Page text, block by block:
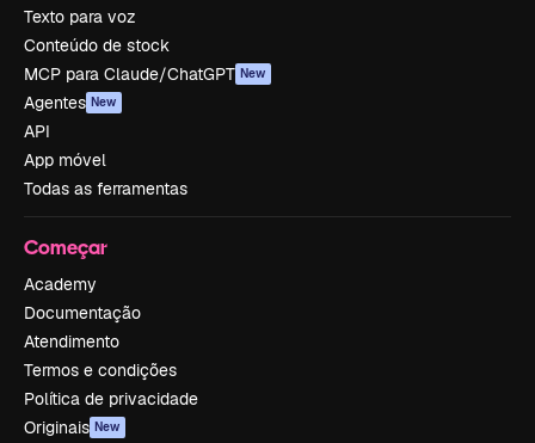
Texto para voz
Conteúdo de stock
MCP para Claude/ChatGPT New
Agentes New
API
App móvel
Todas as ferramentas
Começar
Academy
Documentação
Atendimento
Termos e condições
Política de privacidade
Originais New